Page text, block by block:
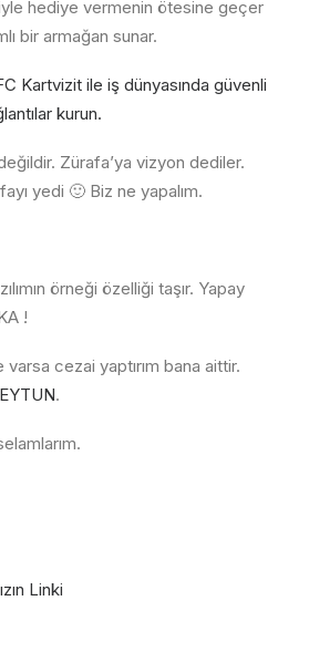
hediye vermenin ötesine geçer
bir armağan sunar.
Zürafa’ya vizyon dediler.
yedi 🙂 Biz ne yapalım.
örneği özelliği taşır. Yapay
!
cezai yaptırım bana aittir.
.
Linki